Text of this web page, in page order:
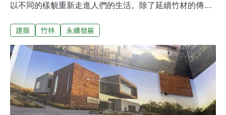
以不同的樣貌重新走進人們的生活。除了延續竹材的傳統
會，更希望持續拓展它在建築、科技與永續發展上的更多
學，在6月27日至28日以「竹的日常與未來」為主題，將
校園化為展場，串聯校內竹構作品、研究基地與教學成
果。漫步校園，散落於湖畔、草地與林蔭間的竹構作品，
已成為校園景觀的一部分，也記錄著台灣竹構教育與技術
發展的軌跡。18.3萬公頃竹林 孕育永續新材料台灣擁有約
建築 竹林 永續發展